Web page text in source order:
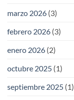
marzo 2026 (3)
febrero 2026 (3)
enero 2026 (2)
octubre 2025 (1)
septiembre 2025 (1)